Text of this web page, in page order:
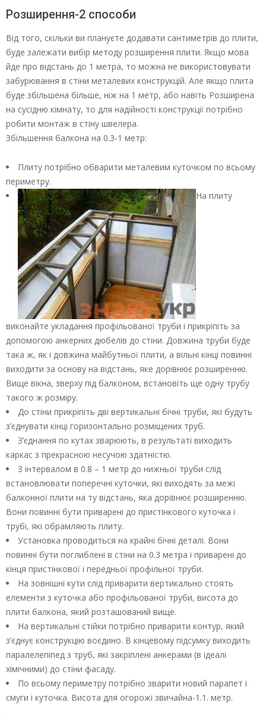
Розширення-2 способи
Від того, скільки ви плануєте додавати сантиметрів до плити,
буде залежати вибір методу розширення плити. Якщо мова
йде про відстань до 1 метра, то можна не використовувати
забурювання в стіни металевих конструкцій. Але якщо плита
буде збільшена більше, ніж на 1 метр, або навіть Розширена
на сусідню кімнату, то для надійності конструкції потрібно
робити монтаж в стіну швелера.
Збільшення балкона на 0.3-1 метр:
Плиту потрібно обварити металевим куточком по всьому
периметру.
На плиту
виконайте укладання профільованої труби і прикріпіть за
допомогою анкерних дюбелів до стіни. Довжина труби буде
така ж, як і довжина майбутньої плити, а вільні кінці повинні
виходити за основу на відстань, яке дорівнює розширенню.
Вище вікна, зверху під балконом, встановіть ще одну трубу
такого ж розміру.
До стіни прикріпіть дві вертикальні бічні труби, які будуть
з’єднувати кінці горизонтально розміщених труб.
З’єднання по кутах зварюють, в результаті виходить
каркас з прекрасною несучою здатністю.
З інтервалом в 0.8 – 1 метр до нижньої труби слід
встановлювати поперечні куточки, які виходять за межі
балконної плити на ту відстань, яка дорівнює розширенню.
Вони повинні бути приварені до пристінкового куточка і
трубі, які обрамляють плиту.
Установка проводиться на крайні бічні деталі. Вони
повинні бути поглиблені в стіни на 0.3 метра і приварені до
кінця пристінкової і передньої профільної труби.
На зовнішні кути слід приварити вертикально стоять
елементи з куточка або профільованої труби, висота до
плити балкона, який розташований вище.
На вертикальні стійки потрібно приварити контур, який
з’єднує конструкцію воєдино. В кінцевому підсумку виходить
паралелепіпед з труб, які закріплені анкерами (в ідеалі
хімічними) до стіни фасаду.
По всьому периметру потрібно зварити новий парапет і
смуги і куточка. Висота для огорожі звичайна-1.1. метр.